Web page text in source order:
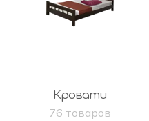
Кровати
76 товаров